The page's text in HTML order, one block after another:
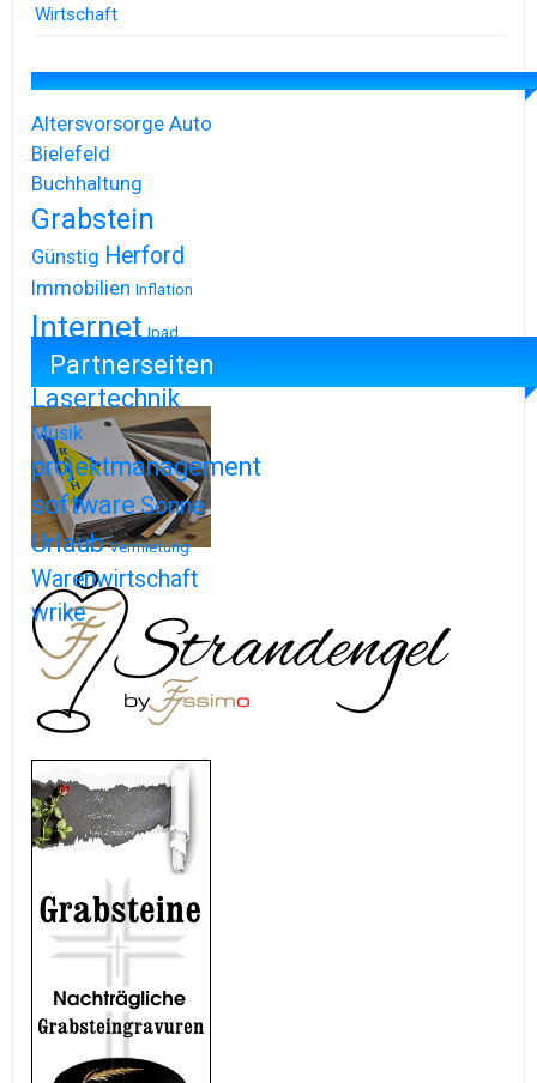
Wirtschaft
Altersvorsorge Auto
Bielefeld
Buchhaltung
Grabstein
Günstig Herford
Immobilien Inflation
Internet Ipad
Iphone
Lasertechnik
Musik
projektmanagement
softwareSonne
Urlaub Vermietung
Warenwirtschaft
wrike
Partnerseiten